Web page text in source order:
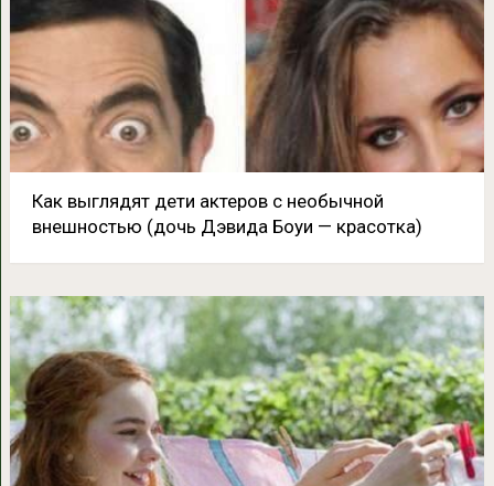
Как выглядят дети актеров с необычной
внешностью (дочь Дэвида Боуи — красотка)